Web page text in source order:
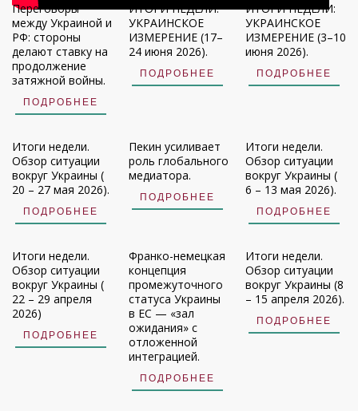
Переговоры
между Украиной и
РФ: стороны
делают ставку на
продолжение
затяжной войны.
ПОДРОБНЕЕ
ИТОГИ НЕДЕЛИ:
УКРАИНСКОЕ
ИЗМЕРЕНИЕ (17–
24 июня 2026).
ПОДРОБНЕЕ
ИТОГИ НЕДЕЛИ:
УКРАИНСКОЕ
ИЗМЕРЕНИЕ (3–10
июня 2026).
ПОДРОБНЕЕ
Итоги недели.
Обзор ситуации
вокруг Украины (
20 – 27 мая 2026).
ПОДРОБНЕЕ
Пекин усиливает
роль глобального
медиатора.
ПОДРОБНЕЕ
Итоги недели.
Обзор ситуации
вокруг Украины (
6 – 13 мая 2026).
ПОДРОБНЕЕ
Итоги недели.
Обзор ситуации
вокруг Украины (
22 – 29 апреля
2026)
ПОДРОБНЕЕ
Франко-немецкая
концепция
промежуточного
статуса Украины
в ЕС — «зал
ожидания» с
отложенной
интеграцией.
ПОДРОБНЕЕ
Итоги недели.
Обзор ситуации
вокруг Украины (8
– 15 апреля 2026).
ПОДРОБНЕЕ